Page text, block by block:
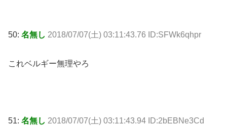
50: 名無し 2018/07/07(土) 03:11:43.76 ID:SFWk6qhpr
これベルギー無理やろ
51: 名無し 2018/07/07(土) 03:11:43.94 ID:2bEBNe3Cd